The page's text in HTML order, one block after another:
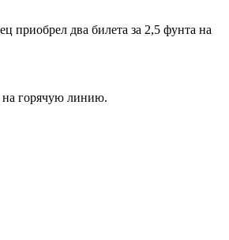
приобрел два билета за 2,5 фунта на
на горячую линию.